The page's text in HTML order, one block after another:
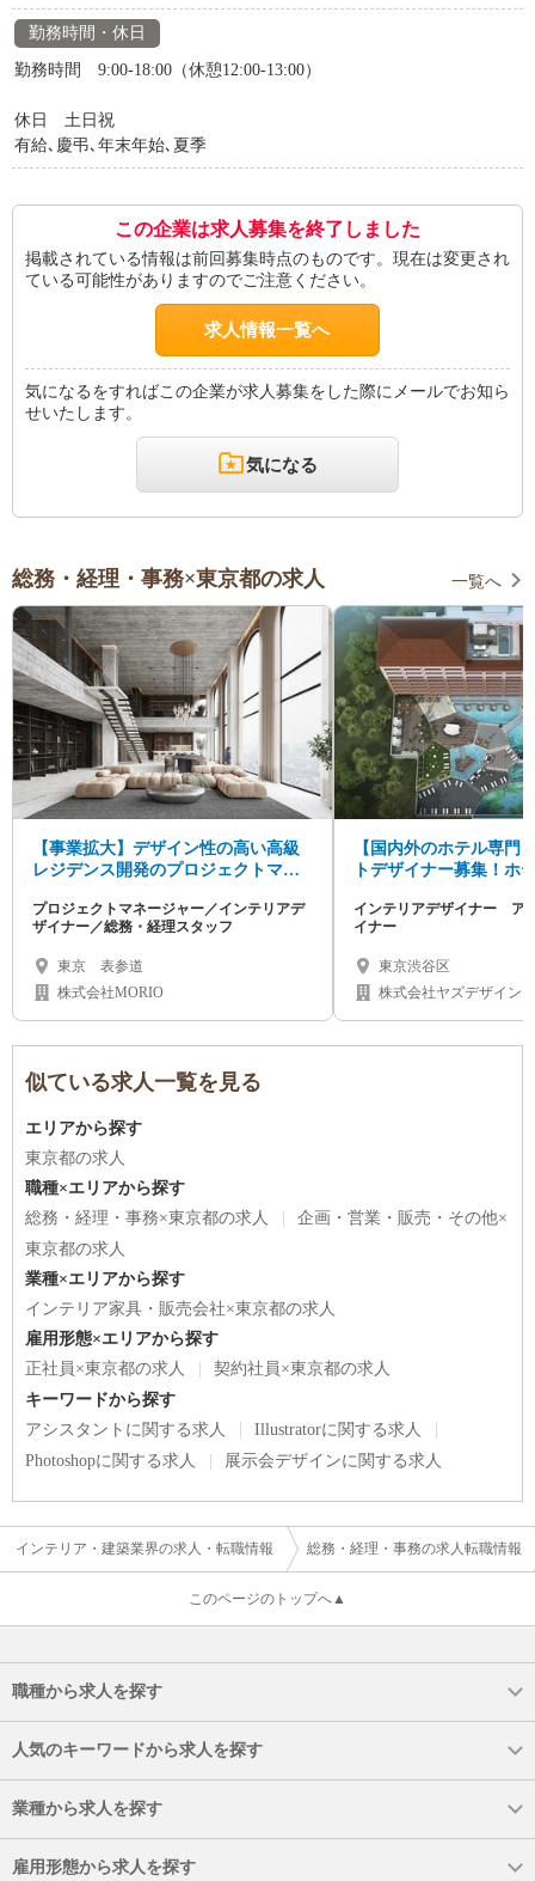
勤務時間・休日
勤務時間 9:00-18:00（休憩12:00-13:00）
休日 土日祝
有給､慶弔､年末年始､夏季
この企業は求人募集を終了しました
掲載されている情報は前回募集時点のものです。現在は変更され
ている可能性がありますのでご注意ください。
求人情報一覧へ
気になるをすればこの企業が求人募集をした際にメールでお知ら
せいたします。
気になる
総務・経理・事務×東京都の求人 一覧へ
【事業拡大】デザイン性の高い高級
レジデンス開発のプロジェクトマネ
集
プロジェクトマネージャー／インテリアデ
ザイナー／総務・経理スタッフ
東京 表参道
株式会社MORIO
【国内外のホテル専門
トデザイナー募集！ホ
インテリアデザイナー ア
イナー
東京渋谷区
株式会社ヤズデザイン
似ている求人一覧を見る
エリアから探す
東京都の求人
職種×エリアから探す
総務・経理・事務×東京都の求人
企画・営業・販売・その他×
東京都の求人
業種×エリアから探す
インテリア家具・販売会社×東京都の求人
雇用形態×エリアから探す
正社員×東京都の求人
契約社員×東京都の求人
キーワードから探す
アシスタントに関する求人
Illustratorに関する求人
Photoshopに関する求人
展示会デザインに関する求人
インテリア・建築業界の求人・転職情報 総務・経理・事務の求人転職情報
このページのトップへ▲
職種から求人を探す
人気のキーワードから求人を探す
業種から求人を探す
雇用形態から求人を探す